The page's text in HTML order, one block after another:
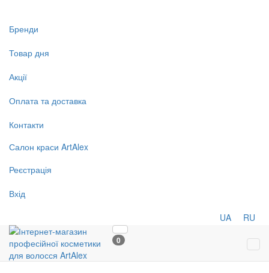
Бренди
Товар дня
Акції
Оплата та доставка
Контакти
Салон краси ArtAlex
Реєстрація
Вхід
UA RU
0